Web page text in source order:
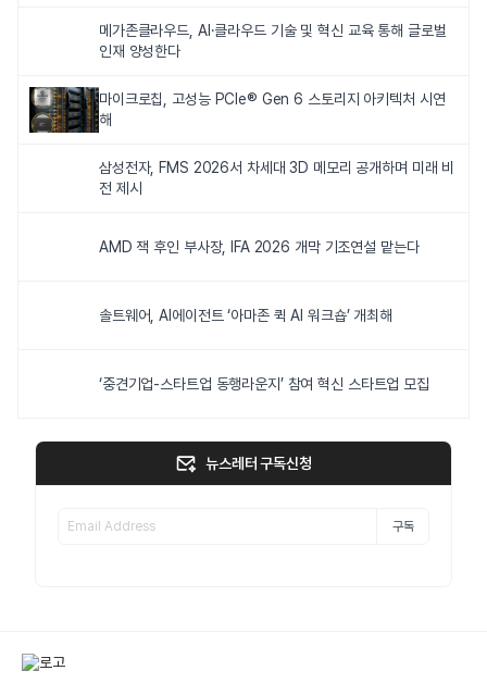
메가존클라우드, AI·클라우드 기술 및 혁신 교육 통해 글로벌
인재 양성한다
마이크로칩, 고성능 PCIe® Gen 6 스토리지 아키텍처 시연
해
삼성전자, FMS 2026서 차세대 3D 메모리 공개하며 미래 비
전 제시
AMD 잭 후인 부사장, IFA 2026 개막 기조연설 맡는다
솔트웨어, AI에이전트 ‘아마존 퀵 AI 워크숍’ 개최해
‘중견기업-스타트업 동행라운지’ 참여 혁신 스타트업 모집
뉴스레터 구독신청
구독